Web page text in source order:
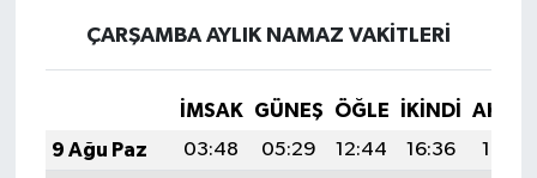
ÇARŞAMBA AYLIK NAMAZ VAKITLERI
İMSAK GÜNEŞ ÖĞLE İKINDI
9 Ağu Paz
03:48 05:29 12:44 16:36
19:48